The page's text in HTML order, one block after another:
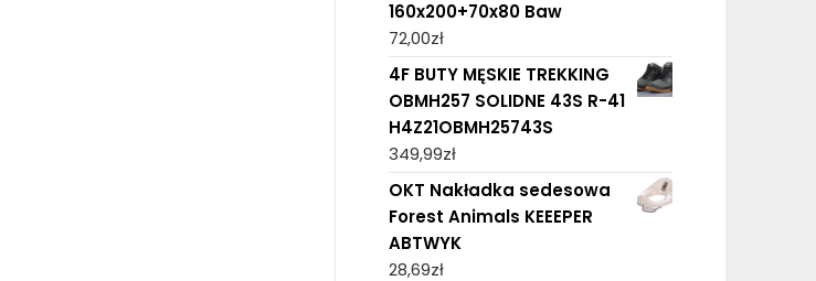
160x200+70x80 Baw
72,00zł
4F BUTY MĘSKIE TREKKING
OBMH257 SOLIDNE 43S R-41
H4Z21OBMH25743S
349,99zł
OKT Nakładka sedesowa
Forest Animals KEEEPER
ABTWYK
28,69zł